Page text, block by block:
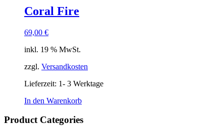
Coral Fire
69,00 €
inkl. 19 % MwSt.
zzgl. Versandkosten
Lieferzeit: 1- 3 Werktage
In den Warenkorb
Product Categories